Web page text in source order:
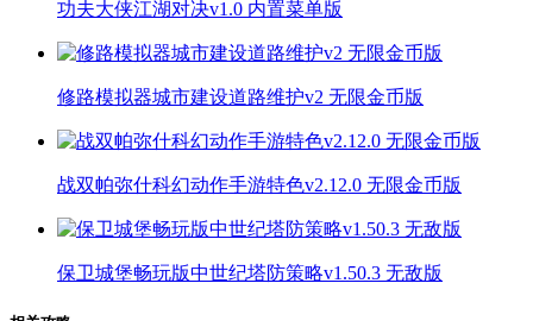
功夫大侠江湖对决v1.0 内置菜单版
修路模拟器城市建设道路维护v2 无限金币版
战双帕弥什科幻动作手游特色v2.12.0 无限金币版
保卫城堡畅玩版中世纪塔防策略v1.50.3 无敌版